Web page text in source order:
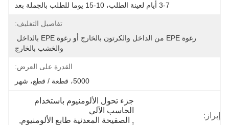
3-7 أيام لعينة الطلب، 10-15 يوما للطلب بالجملة بعد
تفاصيل التغليف:
والخشب بالخارج
القدرة على العرض:
5000، قطعة / قطع، شهر
إبراز:
جزء تحول الألومنيوم باستخدام
الحاسب الآلي
, الصفيحة المعدنية طابع الألومنيوم,